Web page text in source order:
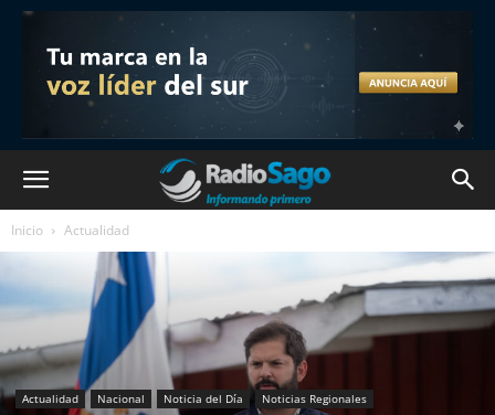
Inicio Actualidad
Actualidad Nacional Noticia del Día Noticias Regionales